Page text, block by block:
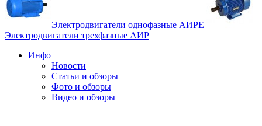
Электродвигатели однофазные АИРЕ
Электродвигатели трехфазные АИР
Инфо
Новости
Статьи и обзоры
Фото и обзоры
Видео и обзоры